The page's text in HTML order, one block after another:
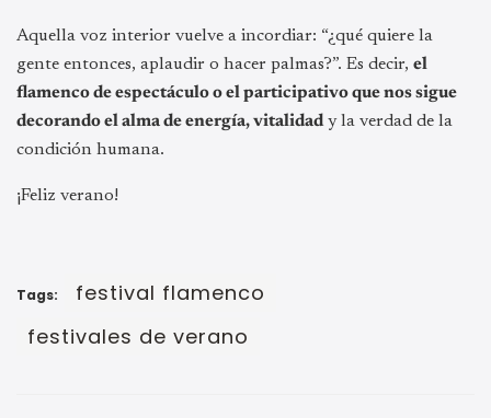
Aquella voz interior vuelve a incordiar: “¿qué quiere la
gente entonces, aplaudir o hacer palmas?”. Es decir, el
flamenco de espectáculo o el participativo que nos sigue
decorando el alma de energía, vitalidady la verdad de la
condición humana.
¡Feliz verano!
Tags:
festival flamenco
festivales de verano